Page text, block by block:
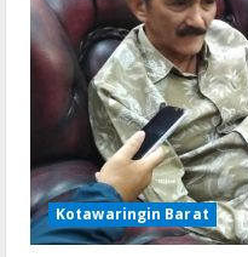
R
a
d Kotawaringin Barat